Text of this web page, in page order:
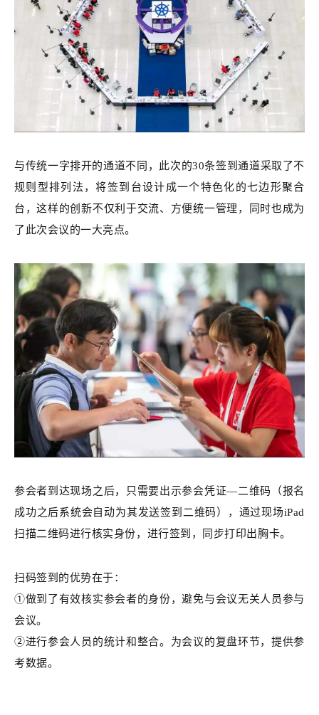
与传统一字排开的通道不同，此次的30条签到通道采取了不
规则型排列法，将签到台设计成一个特色化的七边形聚合
台，这样的创新不仅利于交流、方便统一管理，同时也成为
了此次会议的一大亮点。
参会者到达现场之后，只需要出示参会凭证—二维码（报名
成功之后系统会自动为其发送签到二维码），通过现场iPad
扫描二维码进行核实身份，进行签到，同步打印出胸卡。
扫码签到的优势在于：
①做到了有效核实参会者的身份，避免与会议无关人员参与
会议。
②进行参会人员的统计和整合。为会议的复盘环节，提供参
考数据。